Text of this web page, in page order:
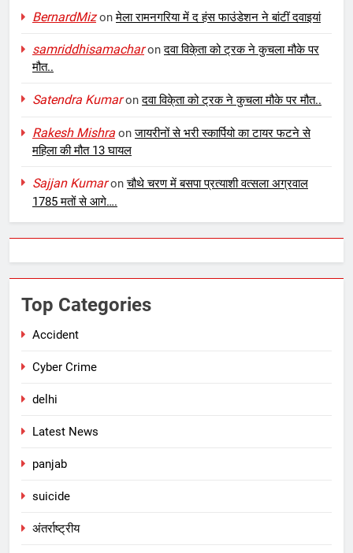
BernardMizonमेला रामनगरिया में द हंस फाउंडेशन ने बांटीं दवाइयां
samriddhisamacharonदवा विके्ता को ट्रक ने कुचला मौके पर
मौत..
Satendra Kumaronदवा विके्ता को ट्रक ने कुचला मौके पर मौत..
Rakesh Mishra onजायरीनों से भरी स्कार्पियो का टायर फटने से
महिला की मौत 13 घायल
Sajjan Kumaronचौथे चरण में बसपा प्रत्याशी वत्सला अग्रवाल
1785 मतों से आगे….
Top Categories
Accident
Cyber Crime
delhi
Latest News
panjab
suicide
अंतर्राष्ट्रीय